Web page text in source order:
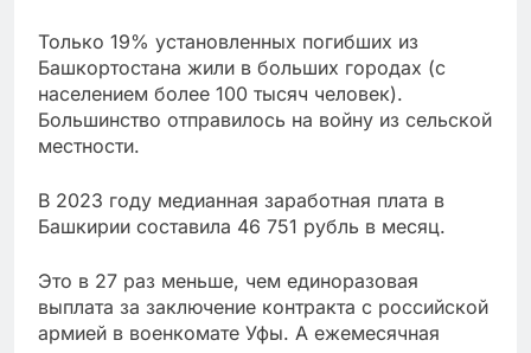
Только 19% установленных погибших из
Башкортостана жили в больших городах (с
населением более 100 тысяч человек).
Большинство отправилось на войну из сельской
местности.
В 2023 году медианная заработная плата в
Башкирии составила 46 751 рубль в месяц.
Это в 27 раз меньше, чем единоразовая
выплата за заключение контракта с российской
армией в военкомате Уфы. А ежемесячная